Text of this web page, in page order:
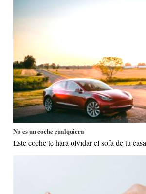
No es un coche cualquiera
Este coche te hará olvidar el sofá de tu casa